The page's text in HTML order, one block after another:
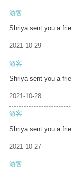
游客
Shriya sent you a
2021-10-29
游客
Shriya sent you a
2021-10-28
游客
Shriya sent you a
2021-10-27
游客